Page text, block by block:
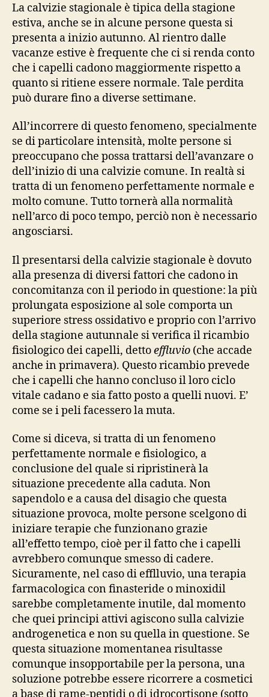
La calvizie stagionale è tipica della stagione
estiva, anche se in alcune persone questa si
presenta a inizio autunno. Al rientro dalle
vacanze estive è frequente che ci si renda conto
che i capelli cadono maggiormente rispetto a
quanto si ritiene essere normale. Tale perdita
può durare fino a diverse settimane.
All’incorrere di questo fenomeno, specialmente
se di particolare intensità, molte persone si
preoccupano che possa trattarsi dell’avanzare o
dell’inizio di una calvizie comune. In realtà si
tratta di un fenomeno perfettamente normale e
molto comune. Tutto tornerà alla normalità
nell’arco di poco tempo, perciò non è necessario
angosciarsi.
Il presentarsi della calvizie stagionale è dovuto
alla presenza di diversi fattori che cadono in
concomitanza con il periodo in questione: la più
prolungata esposizione al sole comporta un
superiore stress ossidativo e proprio con l’arrivo
della stagione autunnale si verifica il ricambio
fisiologico dei capelli, dettoeffluvio (che accade
anche in primavera). Questo ricambio prevede
che i capelli che hanno concluso il loro ciclo
vitale cadano e sia fatto posto a quelli nuovi. E’
come se i peli facessero la muta.
Come si diceva, si tratta di un fenomeno
perfettamente normale e fisiologico, a
conclusione del quale si ripristinerà la
situazione precedente alla caduta. Non
sapendolo e a causa del disagio che questa
situazione provoca, molte persone scelgono di
iniziare terapie che funzionano grazie
all’effetto tempo, cioè per il fatto che i capelli
avrebbero comunque smesso di cadere.
Sicuramente, nel caso di efflluvio, una terapia
farmacologica con finasteride o minoxidil
sarebbe completamente inutile, dal momento
che quei principi attivi agiscono sulla calvizie
androgenetica e non su quella in questione. Se
questa situazione momentanea risultasse
comunque insopportabile per la persona, una
soluzione potrebbe essere ricorrere a cosmetici